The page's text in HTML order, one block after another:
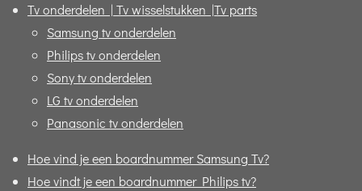
Tv onderdelen | Tv wisselstukken |Tv parts
Samsung tv onderdelen
Philips tv onderdelen
Sony tv onderdelen
LG tv onderdelen
Panasonic tv onderdelen
Hoe vind je een boardnummer Samsung Tv?
Hoe vindt je een boardnummer Philips tv?